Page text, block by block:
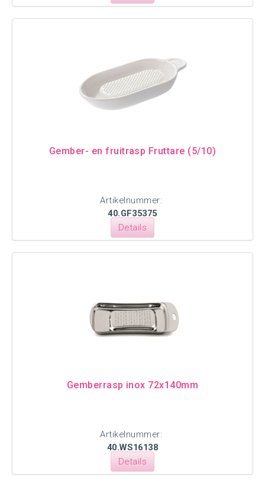
Gember- en fruitrasp Fruttare (5/10)
Artikelnummer:
40.GF35375
Details
Gemberrasp inox 72x140mm
Artikelnummer:
40.WS16138
Details